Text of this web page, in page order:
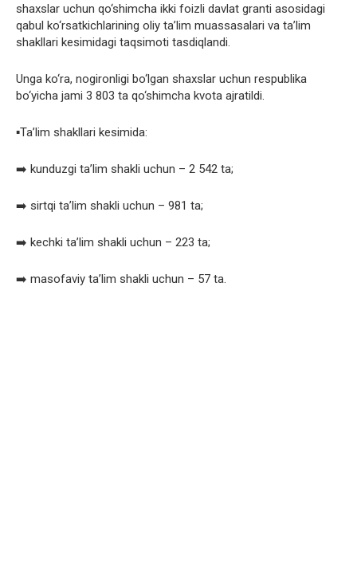
shaxslar uchun qo‘shimcha ikki foizli davlat granti asosidagi
qabul ko‘rsatkichlarining oliy ta’lim muassasalari va ta’lim
shakllari kesimidagi taqsimoti tasdiqlandi.
Unga ko‘ra, nogironligi bo‘lgan shaxslar uchun respublika
bo‘yicha jami 3 803 ta qo‘shimcha kvota ajratildi.
▪️Ta’lim shakllari kesimida:
➡️ kunduzgi ta’lim shakli uchun – 2 542 ta;
➡️ sirtqi ta’lim shakli uchun – 981 ta;
➡️ kechki ta’lim shakli uchun – 223 ta;
➡️ masofaviy ta’lim shakli uchun – 57 ta.